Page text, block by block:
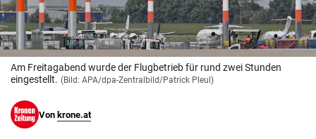
© Krone Multimedia GmbH & Co KG 2026
Muthgasse 2, 1190 Wien
Am Freitagabend wurde der Flugbetrieb für rund zwei Stunden
eingestellt. (Bild: APA/dpa-Zentralbild/Patrick Pleul)
Von krone.at